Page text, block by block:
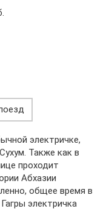
электричке,
Также как в
проходит
Абхазии
общее время в
электричка